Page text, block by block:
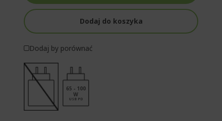
Dodaj do koszyka
Dodaj by porównać
65 - 100
W
USB PD